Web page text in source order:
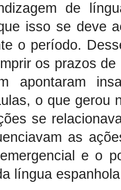
de
isso se deve
o período.
os prazos
apontaram
o que gerou
se
as
e o
língua